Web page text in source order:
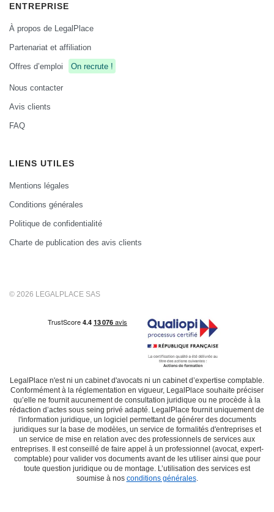
ENTREPRISE
À propos de LegalPlace
Partenariat et affiliation
Offres d’emploi
On recrute !
Nous contacter
Avis clients
FAQ
LIENS UTILES
Mentions légales
Conditions générales
Politique de confidentialité
Charte de publication des avis clients
© 2026 LEGALPLACE SAS
LegalPlace n'est ni un cabinet d'avocats ni un cabinet d’expertise comptable.
Conformément à la réglementation en vigueur, LegalPlace souhaite préciser
qu’elle ne fournit aucunement de consultation juridique ou ne procède à la
rédaction d’actes sous seing privé adapté. LegalPlace fournit uniquement de
l'information juridique, un logiciel permettant de générer des documents
juridiques sur la base de modèles, un service de formalités d'entreprises et
un service de mise en relation avec des professionnels de services aux
entreprises. Il est conseillé de faire appel à un professionnel (avocat, expert-
comptable) pour valider vos documents avant de les utiliser ainsi que pour
toute question juridique ou de montage. L’utilisation des services est
soumise à nos conditions générales.